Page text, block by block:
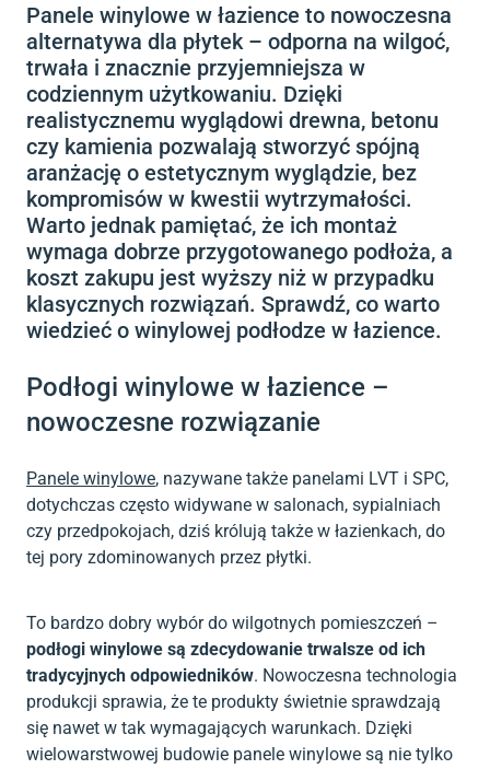
Panele winylowe w łazience to nowoczesna
alternatywa dla płytek – odporna na wilgoć,
trwała i znacznie przyjemniejsza w
codziennym użytkowaniu. Dzięki
realistycznemu wyglądowi drewna, betonu
czy kamienia pozwalają stworzyć spójną
aranżację o estetycznym wyglądzie, bez
kompromisów w kwestii wytrzymałości.
Warto jednak pamiętać, że ich montaż
wymaga dobrze przygotowanego podłoża, a
koszt zakupu jest wyższy niż w przypadku
klasycznych rozwiązań. Sprawdź, co warto
wiedzieć o winylowej podłodze w łazience.
Podłogi winylowe w łazience –
nowoczesne rozwiązanie
Panele winylowe, nazywane także panelami LVT i SPC,
dotychczas często widywane w salonach, sypialniach
czy przedpokojach, dziś królują także w łazienkach, do
tej pory zdominowanych przez płytki.
To bardzo dobry wybór do wilgotnych pomieszczeń –
podłogi winylowe są zdecydowanie trwalsze od ich
tradycyjnych odpowiedników. Nowoczesna technologia
produkcji sprawia, że te produkty świetnie sprawdzają
się nawet w tak wymagających warunkach. Dzięki
wielowarstwowej budowie panele winylowe są nie tylko